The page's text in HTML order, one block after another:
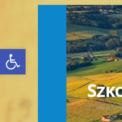
Otwórz pasek
STRONA